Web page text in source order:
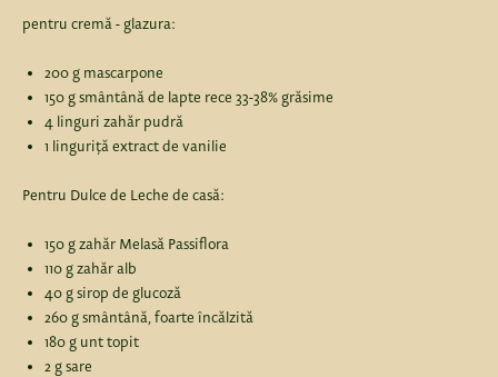
pentru cremă - glazura:
200 g mascarpone
150 g smântână de lapte rece 33-38% grăsime
4 linguri zahăr pudră
1 linguriță extract de vanilie
Pentru Dulce de Leche de casă:
150 g zahăr Melasă Passiflora
110 g zahăr alb
40 g sirop de glucoză
260 g smântână, foarte încălzită
180 g unt topit
2 g sare